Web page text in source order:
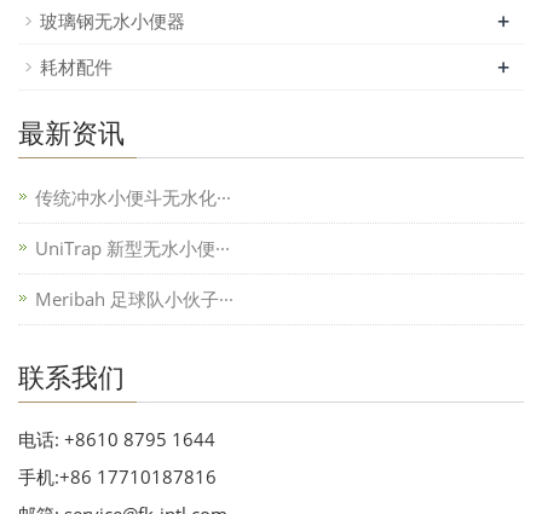
玻璃钢无水小便器 +
耗材配件 +
最新资讯
传统冲水小便斗无水化···
UniTrap 新型无水小便···
Meribah 足球队小伙子···
联系我们
电话: +8610 8795 1644
手机:+86 17710187816